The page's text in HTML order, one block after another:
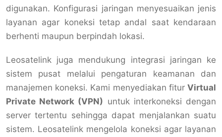
digunakan. Konfigurasi jaringan menyesuaikan jenis
layanan agar koneksi tetap andal saat kendaraan
berhenti maupun berpindah lokasi.
Leosatelink juga mendukung integrasi jaringan ke
sistem pusat melalui pengaturan keamanan dan
manajemen koneksi. Kami menyediakan fitur Virtual
Private Network (VPN) untuk interkoneksi dengan
server tertentu sehingga dapat menjalankan suatu
sistem. Leosatelink mengelola koneksi agar layanan